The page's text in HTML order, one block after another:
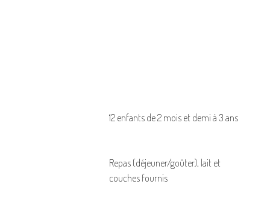
12 enfants de 2 mois et demi à 3 ans
Repas (déjeuner/goûter), lait et
couches fournis